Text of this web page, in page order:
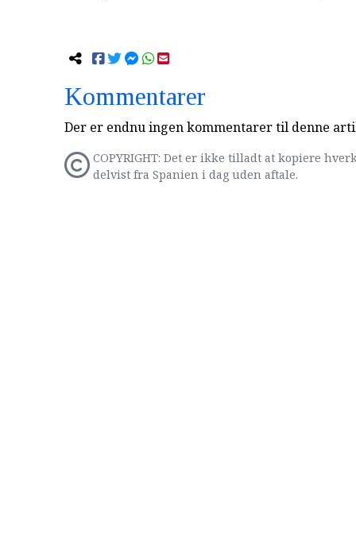
Kommentarer
Der er endnu ingen kommentarer til denne
COPYRIGHT: Det er ikke tilladt at kopiere
delvist fra Spanien i dag uden aftale.